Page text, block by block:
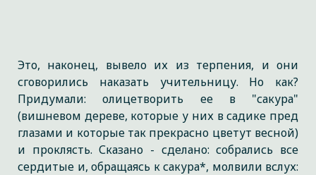
Это, наконец, вывело их из терпения, и они
сговорились наказать учительницу. Но как?
Придумали: олицетворить ее в "сакура"
(вишневом дереве, которые у них в садике пред
глазами и которые так прекрасно цветут весной)
и проклясть. Сказано - сделано: собрались все
сердитые и, обращаясь к сакура*, молвили вслух: